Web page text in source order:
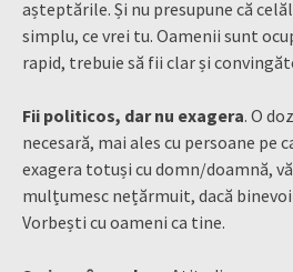
așteptările. Și nu presupune că
simplu, ce vrei tu. Oamenii sunt
rapid, trebuie să fii clar și
Fii politicos, dar nu exagera. O
necesară, mai ales cu persoane pe
exagera totuși cu domn/doamnă,
mulțumesc nețărmuit, dacă
Vorbești cu oameni ca tine.